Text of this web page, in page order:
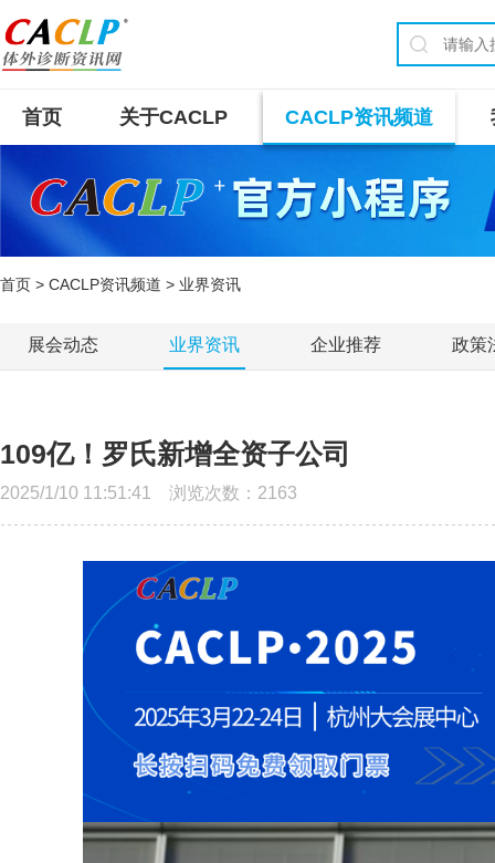
首页 关于CACLP CACLP资讯频道
首页 > CACLP资讯频道 > 业界资讯
展会动态 业界资讯 企业推荐 政策
109亿！罗氏新增全资子公司
2025/1/10 11:51:41 浏览次数： 2163